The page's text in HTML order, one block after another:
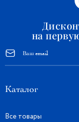
на
Каталог
Все товары